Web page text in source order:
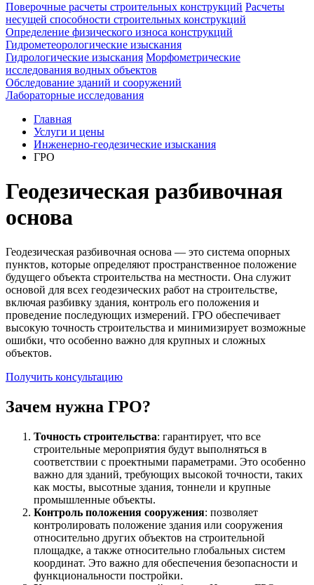
Поверочные расчеты строительных конструкций Расчеты
несущей способности строительных конструкций
Определение физического износа конструкций
Гидрометеорологические изыскания
Гидрологические изыскания Морфометрические
исследования водных объектов
Обследование зданий и сооружений
Лабораторные исследования
Главная
Услуги и цены
Инженерно-геодезические изыскания
ГРО
Геодезическая разбивочная
основа
Геодезическая разбивочная основа — это система опорных
пунктов, которые определяют пространственное положение
будущего объекта строительства на местности. Она служит
основой для всех геодезических работ на строительстве,
включая разбивку здания, контроль его положения и
проведение последующих измерений. ГРО обеспечивает
высокую точность строительства и минимизирует возможные
ошибки, что особенно важно для крупных и сложных
объектов.
Получить консультацию
Зачем нужна ГРО?
Точность строительства: гарантирует, что все
строительные мероприятия будут выполняться в
соответствии с проектными параметрами. Это особенно
важно для зданий, требующих высокой точности, таких
как мосты, высотные здания, тоннели и крупные
промышленные объекты.
Контроль положения сооружения: позволяет
контролировать положение здания или сооружения
относительно других объектов на строительной
площадке, а также относительно глобальных систем
координат. Это важно для обеспечения безопасности и
функциональности постройки.